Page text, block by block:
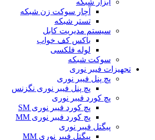
ابزار شبکه
آچار سوکت زن شبکه
تستر شبکه
سیستم مدیریت کابل
باکس کف خواب
لوله فلکسی
سوکت شبکه
تجهیزات فیبر نوری
پچ پنل فیبر نوری
پچ پنل فیبر نوری نگزنس
پچ کورد فیبر نوری
پچ کورد فیبر نوری SM
پچ کورد فیبر نوری MM
پیگتل فیبر نوری
پیگتل فیبر نوری MM